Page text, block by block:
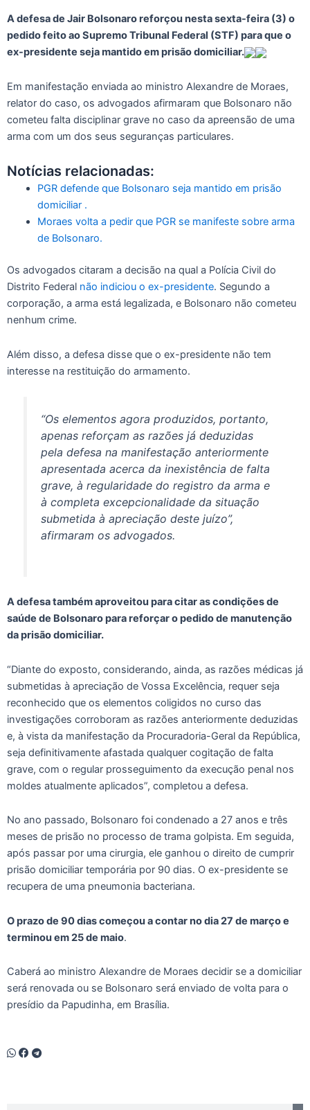
A defesa de Jair Bolsonaro reforçou nesta sexta-feira (3) o
pedido feito ao Supremo Tribunal Federal (STF) para que o
ex-presidente seja mantido em prisão domiciliar.
Em manifestação enviada ao ministro Alexandre de Moraes,
relator do caso, os advogados afirmaram que Bolsonaro não
cometeu falta disciplinar grave no caso da apreensão de uma
arma com um dos seus seguranças particulares.
Notícias relacionadas:
PGR defende que Bolsonaro seja mantido em prisão
domiciliar .
Moraes volta a pedir que PGR se manifeste sobre arma
de Bolsonaro.
Os advogados citaram a decisão na qual a Polícia Civil do
Distrito Federal não indiciou o ex-presidente. Segundo a
corporação, a arma está legalizada, e Bolsonaro não cometeu
nenhum crime.
Além disso, a defesa disse que o ex-presidente não tem
interesse na restituição do armamento.
“Os elementos agora produzidos, portanto,
apenas reforçam as razões já deduzidas
pela defesa na manifestação anteriormente
apresentada acerca da inexistência de falta
grave, à regularidade do registro da arma e
à completa excepcionalidade da situação
submetida à apreciação deste juízo”,
afirmaram os advogados.
A defesa também aproveitou para citar as condições de
saúde de Bolsonaro para reforçar o pedido de manutenção
da prisão domiciliar.
“Diante do exposto, considerando, ainda, as razões médicas já
submetidas à apreciação de Vossa Excelência, requer seja
reconhecido que os elementos coligidos no curso das
investigações corroboram as razões anteriormente deduzidas
e, à vista da manifestação da Procuradoria-Geral da República,
seja definitivamente afastada qualquer cogitação de falta
grave, com o regular prosseguimento da execução penal nos
moldes atualmente aplicados”, completou a defesa.
No ano passado, Bolsonaro foi condenado a 27 anos e três
meses de prisão no processo de trama golpista. Em seguida,
após passar por uma cirurgia, ele ganhou o direito de cumprir
prisão domiciliar temporária por 90 dias. O ex-presidente se
recupera de uma pneumonia bacteriana.
O prazo de 90 dias começou a contar no dia 27 de março e
terminou em 25 de maio.
Caberá ao ministro Alexandre de Moraes decidir se a domiciliar
será renovada ou se Bolsonaro será enviado de volta para o
presídio da Papudinha, em Brasília.